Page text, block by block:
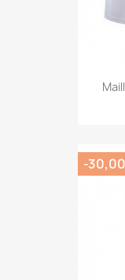
-